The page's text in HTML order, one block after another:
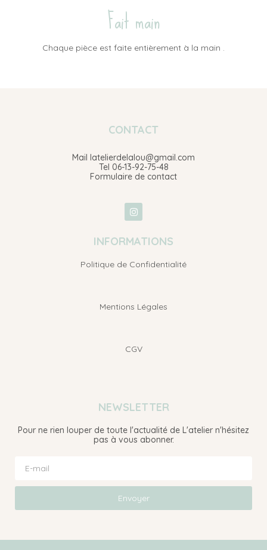
Fait main
Chaque pièce est faite entièrement à la main .
CONTACT
Mail latelierdelalou@gmail.com
Tel 06-13-92-75-48
Formulaire de contact
INFORMATIONS
Politique de Confidentialité
Mentions Légales
CGV
NEWSLETTER
Pour ne rien louper de toute l'actualité de L'atelier n'hésitez
pas à vous abonner.
Envoyer